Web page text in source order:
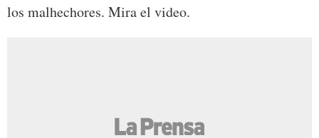
los malhechores. Mira el video.